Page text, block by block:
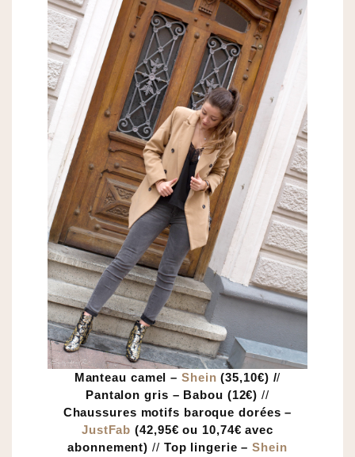
Manteau camel –Shein (35,10€) //
Pantalon gris – Babou (12€)//
Chaussures motifs baroque dorées –
JustFab(42,95€ ou 10,74€ avec
abonnement)// Top lingerie –Shein